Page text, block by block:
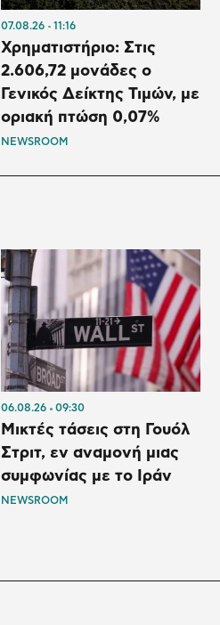
07.08.26 11:16
Χρηματιστήριο: Στις
2.606,72 μονάδες ο
Γενικός Δείκτης Τιμών, με
οριακή πτώση 0,07%
NEWSROOM
06.08.26 09:30
Μικτές τάσεις στη Γουόλ
Στριτ, εν αναμονή μιας
συμφωνίας με το Ιράν
NEWSROOM